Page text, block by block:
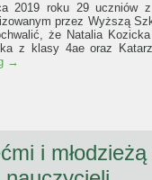
2019 roku 29 uczniów
przez Wyższą
że Natalia
z klasy 4ae oraz
→
i